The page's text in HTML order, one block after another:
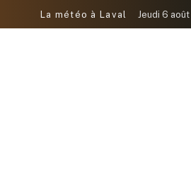
La météo à Laval Jeudi 6 août